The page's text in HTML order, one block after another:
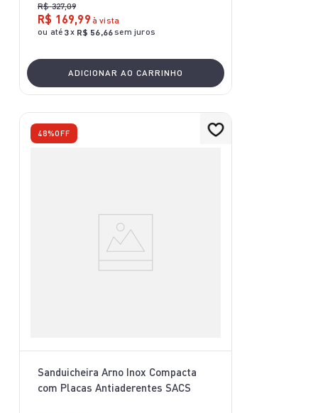
R$ 327,09
R$ 169,99 à vista
ou até 3x R$ 56,66sem juros
ADICIONAR AO CARRINHO
48%OFF
Sanduicheira Arno Inox Compacta
com Placas Antiaderentes SACS